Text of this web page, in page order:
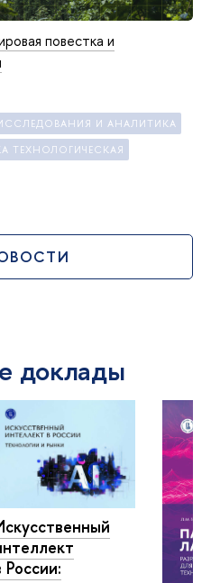
повестка и
И АНАЛИТИКА
ТЕХНОЛОГИЧЕСКАЯ
доклады